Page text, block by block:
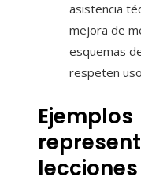
asistencia
mejora de
esquemas
respeten
Ejemplos